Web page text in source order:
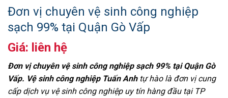
Đơn vị chuyên vệ sinh công nghiệp
sạch 99% tại Quận Gò Vấp
Giá: liên hệ
Đơn vị chuyên vệ sinh công nghiệp sạch 99% tại Quận Gò
Vấp. Vệ sinh công nghiệp Tuấn Anhtự hào là đơn vị cung
cấp dịch vụ vệ sinh công nghiệp uy tín hàng đầu tại TP